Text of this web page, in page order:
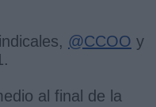
@CCOO y
al final de la